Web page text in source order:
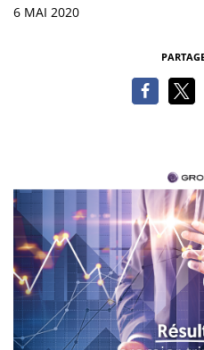
Informations
6 MAI 2020